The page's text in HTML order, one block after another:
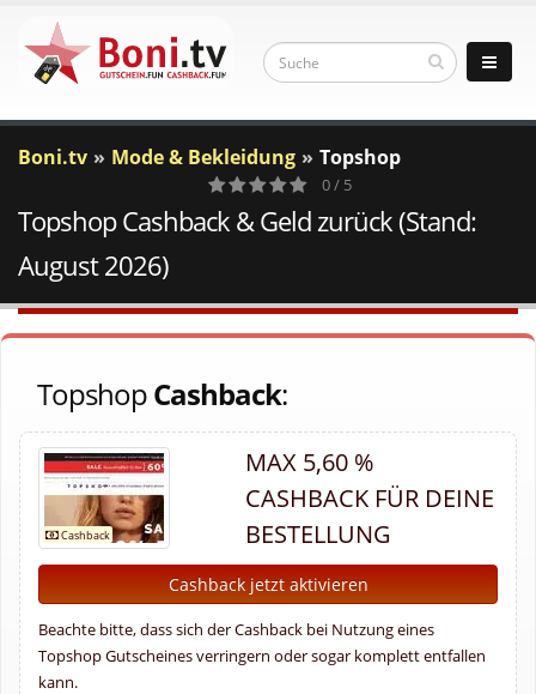
Boni.tv Mode & Bekleidung Topshop
0
Votes
0 / 5
Topshop Cashback & Geld zurück (Stand:
August 2026)
TopshopCashback:
MAX 5,60 %
CASHBACK FÜR DEINE
BESTELLUNG
Cashback jetzt aktivieren
Beachte bitte, dass sich der Cashback bei Nutzung eines
Topshop Gutscheines verringern oder sogar komplett entfallen
kann.